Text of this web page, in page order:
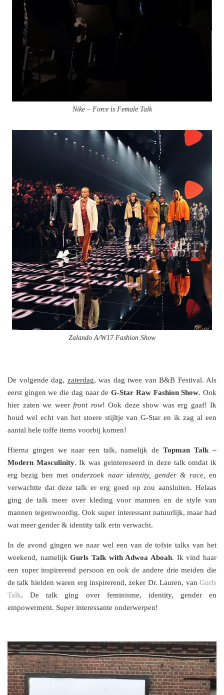
Nike – Force is Female Talk
Zalando A/W17 Fashion Show
De volgende dag, zaterdag, was dag twee van B&B Festival. Als
eerst gingen we die dag naar deG-Star Raw Fashion Show. Ook
hier zaten we weer front row! Ook deze show was erg gaaf! Ik
houd wel echt van het stoere stijltje van G-Star en ik zag al een
aantal hele toffe items voorbij komen!
Hierna gingen we naar een talk, namelijk deTopman Talk –
Modern Masculinity. Ik was geintereseerd in deze talk omdat ik
erg bezig ben metonderzoek naar identity, gender & race,en
verwachtte dat deze talk er erg goed op zou aansluiten. Helaas
ging de talk meer over kleding voor mannen en de style van
mannen tegenwoordig. Ook super interessant natuurlijk, maar had
wat meer gender & identity talk erin verwacht.
In de avond gingen we naar wel een van de tofste talks van het
weekend, namelijkGurls Talk with Adwoa Aboah. Ik vind haar
een super inspirerend persoon en ook de andere drie meiden die
de talk hielden waren erg inspirerend, zeker Dr. Lauren, van Gurls
Talk. De talk ging over feminisme, identity, gender en
empowerment. Super interessante onderwerpen!